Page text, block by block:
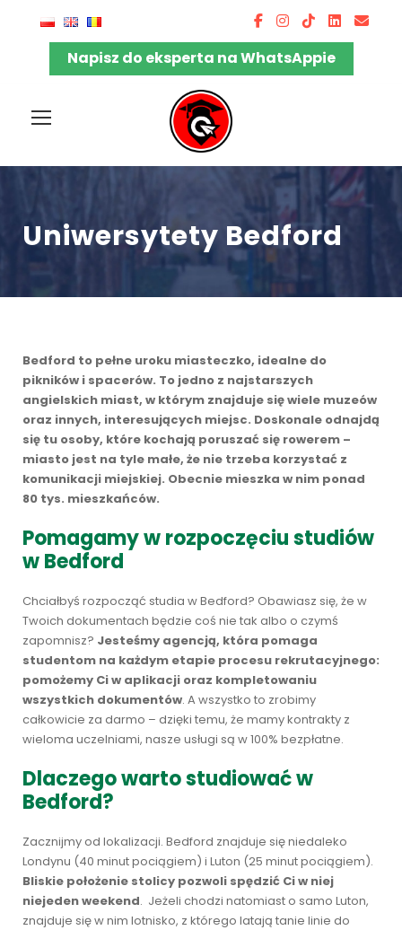
Napisz do eksperta na WhatsAppie
Uniwersytety Bedford
Bedford to pełne uroku miasteczko, idealne do
pikników i spacerów. To jedno z najstarszych
angielskich miast, w którym znajduje się wiele muzeów
oraz innych, interesujących miejsc. Doskonale odnajdą
się tu osoby, które kochają poruszać się rowerem –
miasto jest na tyle małe, że nie trzeba korzystać z
komunikacji miejskiej. Obecnie mieszka w nim ponad
80 tys. mieszkańców.
Pomagamy w rozpoczęciu studiów
w Bedford
Chciałbyś rozpocząć studia w Bedford? Obawiasz się, że w
Twoich dokumentach będzie coś nie tak albo o czymś
zapomnisz? Jesteśmy agencją, która pomaga
studentom na każdym etapie procesu rekrutacyjnego:
pomożemy Ci w aplikacji oraz kompletowaniu
wszystkich dokumentów. A wszystko to zrobimy
całkowicie za darmo – dzięki temu, że mamy kontrakty z
wieloma uczelniami, nasze usługi są w 100% bezpłatne.
Dlaczego warto studiować w
Bedford?
Zacznijmy od lokalizacji. Bedford znajduje się niedaleko
Londynu (40 minut pociągiem) i Luton (25 minut pociągiem).
Bliskie położenie stolicy pozwoli spędzić Ci w niej
niejeden weekend. Jeżeli chodzi natomiast o samo Luton,
znajduje się w nim lotnisko, z którego latają tanie linie do